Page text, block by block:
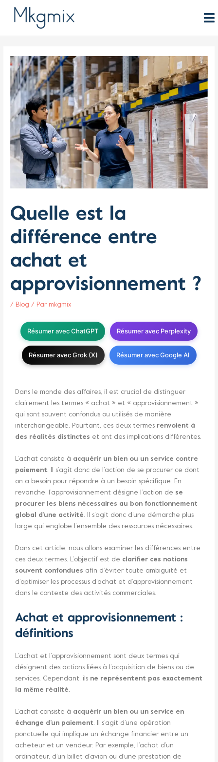
Quelle est la
différence entre
achat et
approvisionnement ?
/ Blog / Par mkgmix
Résumer avec ChatGPT Résumer avec Perplexity
Résumer avec Grok (X) Résumer avec Google AI
Dans le monde des affaires, il est crucial de distinguer
clairement les termes « achat » et « approvisionnement »
qui sont souvent confondus ou utilisés de manière
interchangeable. Pourtant, ces deux termes renvoient à
des réalités distinctes et ont des implications différentes.
L’achat consiste à acquérir un bien ou un service contre
paiement. Il s’agit donc de l’action de se procurer ce dont
on a besoin pour répondre à un besoin spécifique. En
revanche, l’approvisionnement désigne l’action de se
procurer les biens nécessaires au bon fonctionnement
global d’une activité. Il s’agit donc d’une démarche plus
large qui englobe l’ensemble des ressources nécessaires.
Dans cet article, nous allons examiner les différences entre
ces deux termes. L’objectif est de clarifier ces notions
souvent confondues afin d’éviter toute ambiguïté et
d’optimiser les processus d’achat et d’approvisionnement
dans le contexte des activités commerciales.
Achat et approvisionnement :
définitions
L’achat et l’approvisionnement sont deux termes qui
désignent des actions liées à l’acquisition de biens ou de
services. Cependant, ils ne représentent pas exactement
la même réalité.
L’achat consiste à acquérir un bien ou un service en
échange d’un paiement. Il s’agit d’une opération
ponctuelle qui implique un échange financier entre un
acheteur et un vendeur. Par exemple, l’achat d’un
ordinateur, d’un billet d’avion ou d’une prestation de